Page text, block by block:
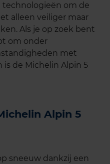
om de
alleen veiliger maar
Als je op zoek bent
om onder
met
de Michelin Alpin 5
Alpin 5
sneeuw dankzij een